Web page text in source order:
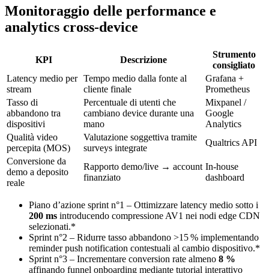
Monitoraggio delle performance e
analytics cross‑device
KPI Descrizione
Strumento
consigliato
Latency medio per
stream
Tempo medio dalla fonte al
cliente finale
Grafana +
Prometheus
Tasso di
abbandono tra
dispositivi
Percentuale di utenti che
cambiano device durante una
mano
Mixpanel /
Google
Analytics
Qualità video
percepita (MOS)
Valutazione soggettiva tramite
surveys integrate
Qualtrics API
Conversione da
demo a deposito
reale
Rapporto demo/live → account
finanziato
In-house
dashboard
Piano d’azione sprint n°1 – Ottimizzare latency medio sotto i
200 ms introducendo compressione AV1 nei nodi edge CDN
selezionati.*
Sprint n°2 – Ridurre tasso abbandono >15 % implementando
reminder push notification contestuali al cambio dispositivo.*
Sprint n°3 – Incrementare conversion rate almeno 8 %
affinando funnel onboarding mediante tutorial interattivo